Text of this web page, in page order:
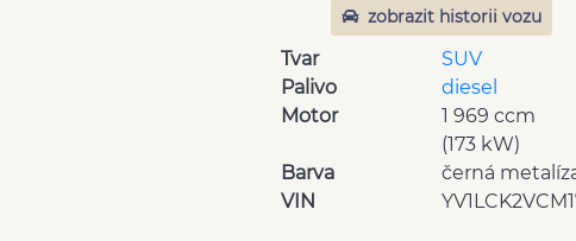
zobrazit historii vozu
Tvar
SUV
Palivo
diesel
Motor
1 969 ccm
(173 kW)
Barva
černá
VIN